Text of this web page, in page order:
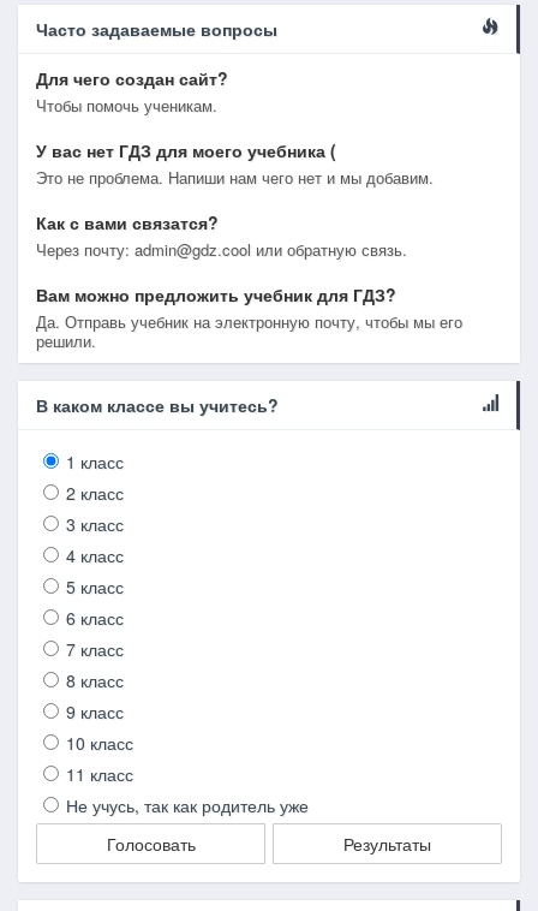
Часто задаваемые вопросы
Для чего создан сайт?
Чтобы помочь ученикам.
У вас нет ГДЗ для моего учебника (
Это не проблема. Напиши нам чего нет и мы добавим.
Как с вами связатся?
Через почту: admin@gdz.cool или обратную связь.
Вам можно предложить учебник для ГДЗ?
Да. Отправь учебник на электронную почту, чтобы мы его
решили.
В каком классе вы учитесь?
1 класс
2 класс
3 класс
4 класс
5 класс
6 класс
7 класс
8 класс
9 класс
10 класс
11 класс
Не учусь, так как родитель уже
Голосовать
Результаты